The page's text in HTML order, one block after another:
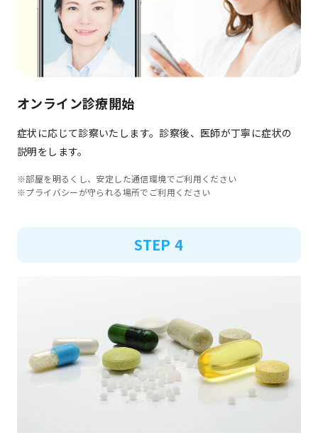
オンライン診療開始
症状に応じて診察いたします。診察後、医師が丁寧に症状の
説明をします。
※部屋を明るくし、安定した通信環境でご利用ください
※プライバシーが守られる場所でご利用ください
STEP 4